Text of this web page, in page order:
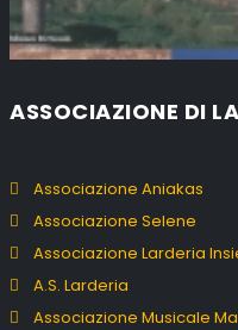
ASSOCIAZIONE DI
Associazione Aniakas
Associazione Selene
Associazione Larderia
A.S. Larderia
Associazione Musicale